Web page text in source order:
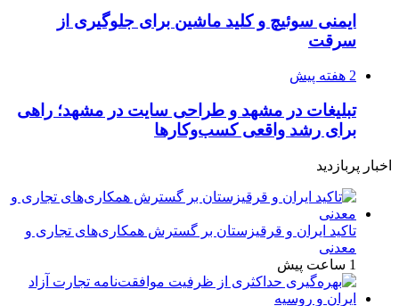
ایمنی سوئیچ و کلید ماشین برای جلوگیری از
سرقت
2 هفته پیش
تبلیغات در مشهد و طراحی سایت در مشهد؛ راهی
برای رشد واقعی کسب‌وکارها
اخبار پربازدید
تاکید ایران و قرقیزستان بر گسترش همکاری‌های تجاری و
معدنی
1 ساعت پیش